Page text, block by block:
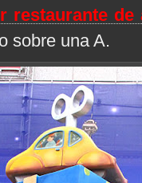
restaurante de
sobre una A.